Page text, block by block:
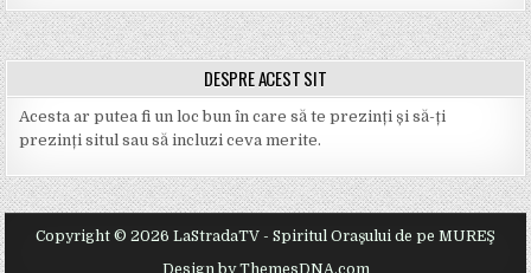
DESPRE ACEST SIT
Acesta ar putea fi un loc bun în care să te prezinți și să-ți
prezinți situl sau să incluzi ceva merite.
Copyright © 2026 LaStradaTV - Spiritul Oraşului de pe MUREŞ
Design by ThemesDNA.com